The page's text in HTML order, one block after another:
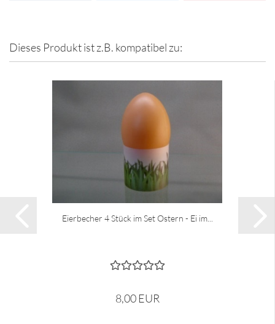
Dieses Produkt ist z.B. kompatibel zu:
Eierbecher 4 Stück im Set Ostern - Ei im...
8,00 EUR